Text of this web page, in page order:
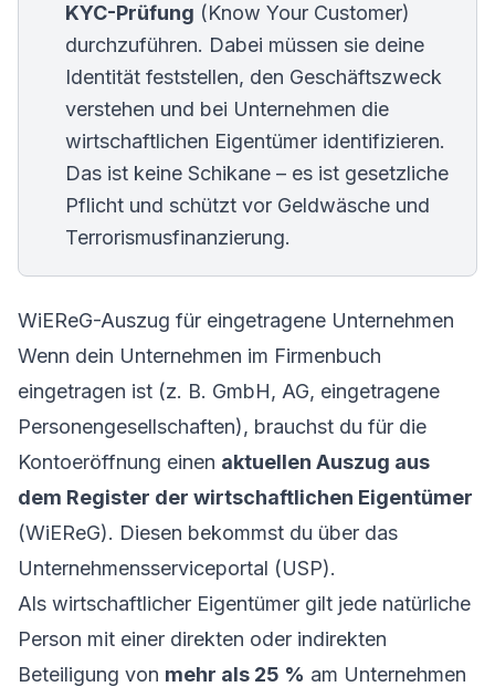
KYC-Prüfung (Know Your Customer)
durchzuführen. Dabei müssen sie deine
Identität feststellen, den Geschäftszweck
verstehen und bei Unternehmen die
wirtschaftlichen Eigentümer identifizieren.
Das ist keine Schikane – es ist gesetzliche
Pflicht und schützt vor Geldwäsche und
Terrorismusfinanzierung.
WiEReG-Auszug für eingetragene Unternehmen
Wenn dein Unternehmen im Firmenbuch
eingetragen ist (z. B. GmbH, AG, eingetragene
Personengesellschaften), brauchst du für die
Kontoeröffnung einen aktuellen Auszug aus
dem Register der wirtschaftlichen Eigentümer
(WiEReG). Diesen bekommst du über das
Unternehmensserviceportal (USP).
Als wirtschaftlicher Eigentümer gilt jede natürliche
Person mit einer direkten oder indirekten
Beteiligung von mehr als 25 % am Unternehmen